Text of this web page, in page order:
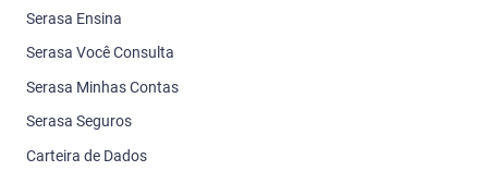
Serasa Ensina
Serasa Você Consulta
Serasa Minhas Contas
Serasa Seguros
Carteira de Dados